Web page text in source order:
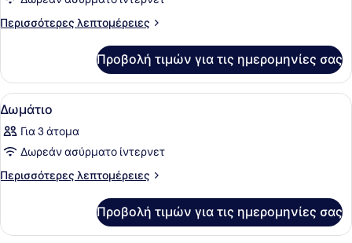
για
Περισσότερες λεπτομέρειες
Περισσότερες
Προβολή τιμών για τις ημερομηνίες σας
Προβολή
όλων
των
φωτογραφιών
για
Ένα δωμάτιο ξενοδοχείου με ένα
8
Δωμάτιο
Για 3 άτομα
Δωρεάν ασύρματο ίντερνετ
Περισσότερες λεπτομέρειες
Περισσότερες
Προβολή τιμών για τις ημερομηνίες σας